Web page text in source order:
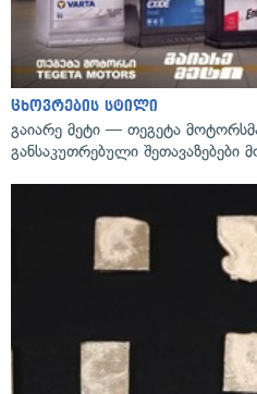
ცხოვრების სტილი
გაიარე მეტი — თეგეტა
განსაკუთრებული შეთავაზებები